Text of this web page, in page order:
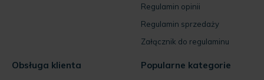
Regulamin opinii
Regulamin sprzedaży
Załącznik do regulaminu
Obsługa klienta Popularne kategorie